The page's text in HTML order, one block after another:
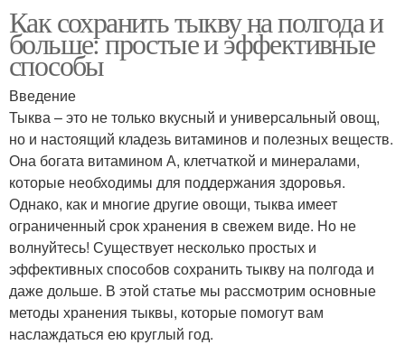
Как сохранить тыкву на полгода и
больше: простые и эффективные
способы
Введение
Тыква – это не только вкусный и универсальный овощ,
но и настоящий кладезь витаминов и полезных веществ.
Она богата витамином А, клетчаткой и минералами,
которые необходимы для поддержания здоровья.
Однако, как и многие другие овощи, тыква имеет
ограниченный срок хранения в свежем виде. Но не
волнуйтесь! Существует несколько простых и
эффективных способов сохранить тыкву на полгода и
даже дольше. В этой статье мы рассмотрим основные
методы хранения тыквы, которые помогут вам
наслаждаться ею круглый год.